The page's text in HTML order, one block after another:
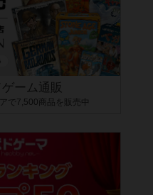
ーム通販
で7,500商品を販売中